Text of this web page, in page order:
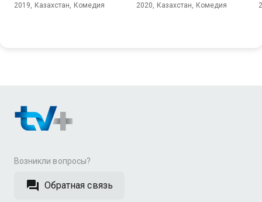
2019, Казахстан, Комедия 2020, Казахстан, Комедия
Возникли вопросы?
Обратная связь